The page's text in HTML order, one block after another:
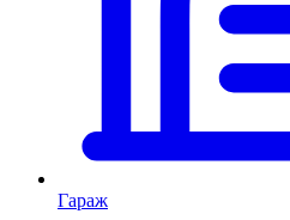
Гараж